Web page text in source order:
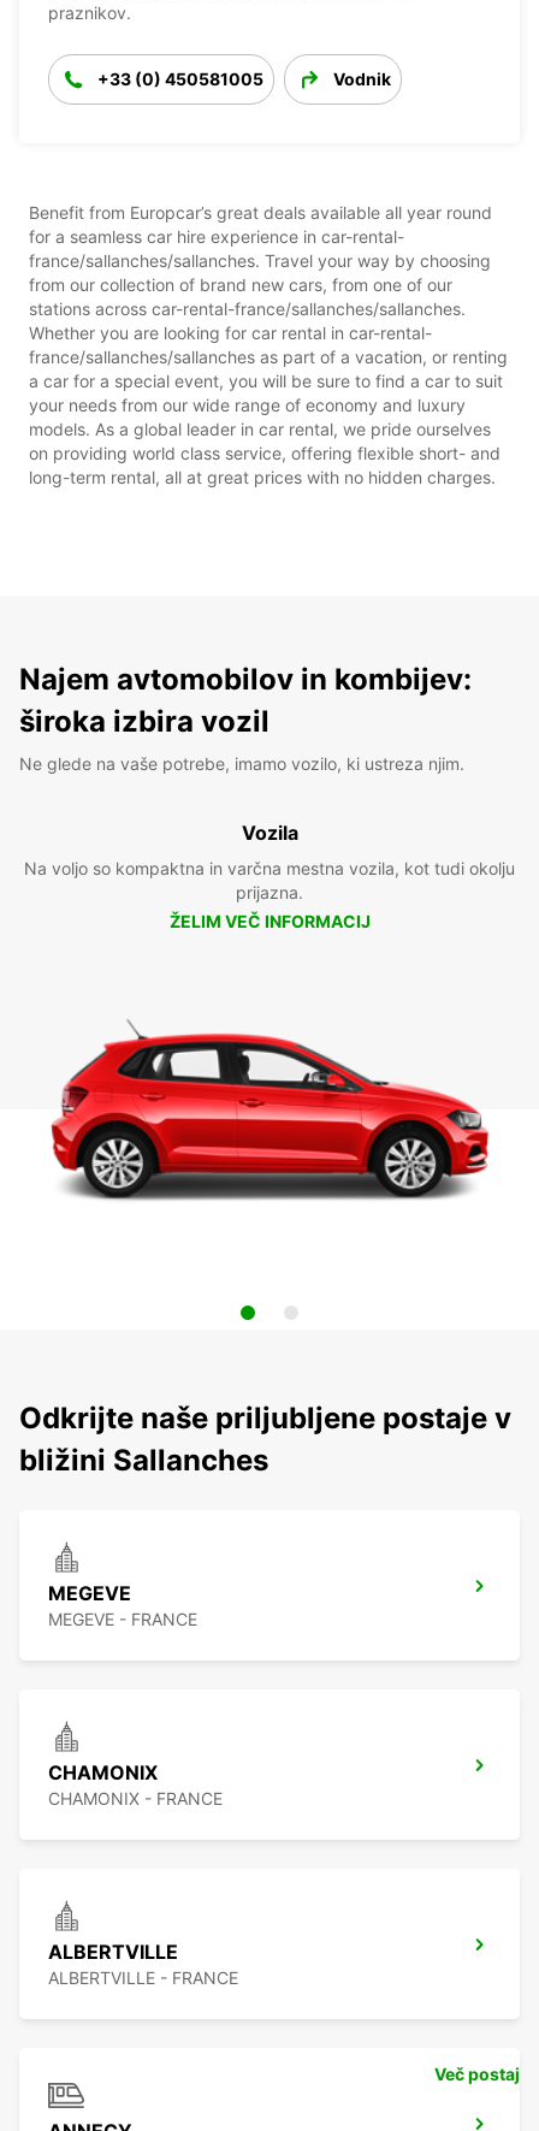
praznikov.
+33 (0) 450581005 Vodnik
Benefit from Europcar’s great deals available all year round
for a seamless car hire experience in car-rental-
france/sallanches/sallanches. Travel your way by choosing
from our collection of brand new cars, from one of our
stations across car-rental-france/sallanches/sallanches.
Whether you are looking for car rental in car-rental-
france/sallanches/sallanches as part of a vacation, or renting
a car for a special event, you will be sure to find a car to suit
your needs from our wide range of economy and luxury
models. As a global leader in car rental, we pride ourselves
on providing world class service, offering flexible short- and
long-term rental, all at great prices with no hidden charges.
Najem avtomobilov in kombijev:
široka izbira vozil
Ne glede na vaše potrebe, imamo vozilo, ki ustreza njim.
Vozila
Na voljo so kompaktna in varčna mestna vozila, kot tudi okolju
prijazna.
ŽELIM VEČ INFORMACIJ
Odkrijte naše priljubljene postaje v
bližini Sallanches
MEGEVE
MEGEVE - FRANCE
CHAMONIX
CHAMONIX - FRANCE
ALBERTVILLE
ALBERTVILLE - FRANCE
Več postaj